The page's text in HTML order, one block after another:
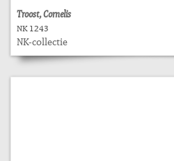
Troost, Cornelis
NK 1243
NK-collectie